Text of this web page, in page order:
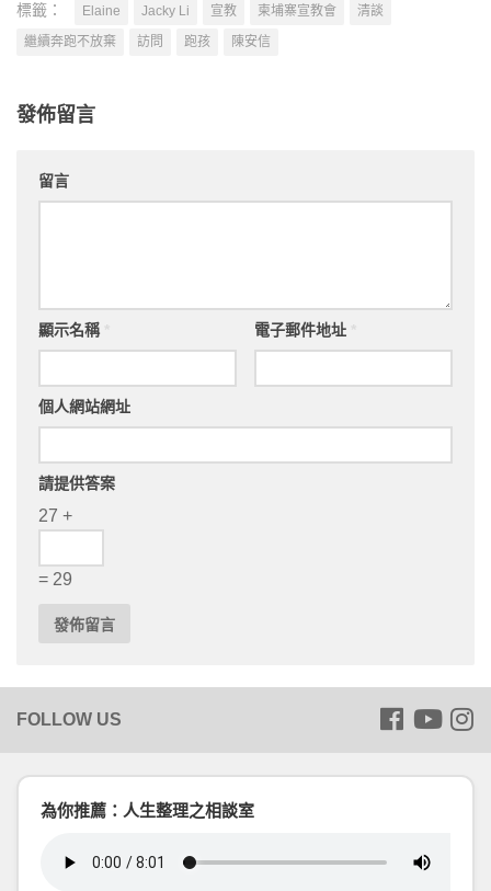
標籤： Elaine Jacky Li 宣教 柬埔寨宣教會
清談
繼續奔跑不放棄
訪問 跑孩 陳安信
發佈留言
留言
顯示名稱 電子郵件地址
個人網站網址
請提供答案
27 +
= 29
為你推薦：人生整理之相談室